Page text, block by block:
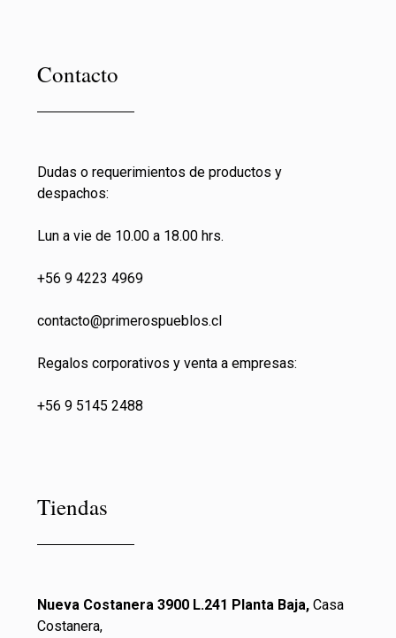
Contacto
Dudas o requerimientos de productos y
despachos:
Lun a vie de 10.00 a 18.00 hrs.
+56 9 4223 4969
contacto@primerospueblos.cl
Regalos corporativos y venta a empresas:
+56 9 5145 2488
Tiendas
Nueva Costanera 3900 L.241 Planta Baja, Casa
Costanera,